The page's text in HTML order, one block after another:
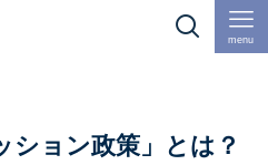
menu
ション政策」とは？